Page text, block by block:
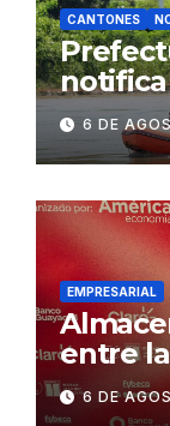
CANTONES
exige
Daule
6 DE
EMPRESARIAL
entre
6 DE